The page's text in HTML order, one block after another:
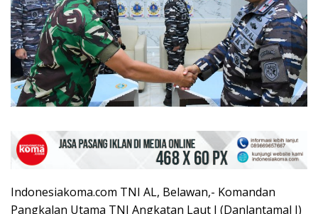
Indonesiakoma.com TNI AL, Belawan,- Komandan
Pangkalan Utama TNI Angkatan Laut I (Danlantamal I)